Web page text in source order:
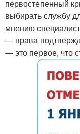
первостепенный
выбирать службу
мнению
— права
— это первое, что